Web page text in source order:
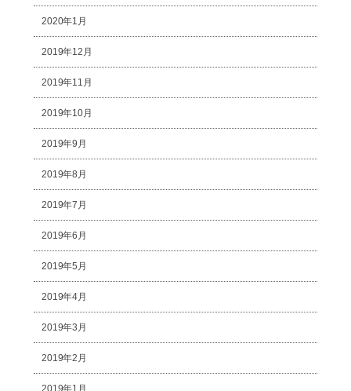
2020年1月
2019年12月
2019年11月
2019年10月
2019年9月
2019年8月
2019年7月
2019年6月
2019年5月
2019年4月
2019年3月
2019年2月
2019年1月